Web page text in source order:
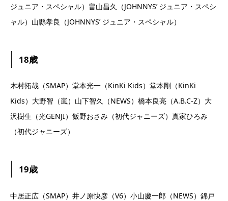
ジュニア・スペシャル）畠山昌久（JOHNNYS’ ジュニア・スペシ
ャル）山縣孝良（JOHNNYS’ ジュニア・スペシャル）
18歳
木村拓哉（SMAP）堂本光一（KinKi Kids）堂本剛（KinKi
Kids）大野智（嵐）山下智久（NEWS）橋本良亮（A.B.C-Z）大
沢樹生（光GENJI）飯野おさみ（初代ジャニーズ）真家ひろみ
（初代ジャニーズ）
19歳
中居正広（SMAP）井ノ原快彦（V6）小山慶一郎（NEWS）錦戸